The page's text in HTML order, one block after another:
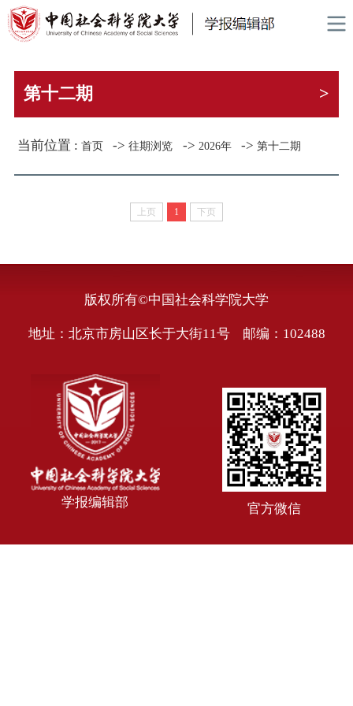
第十二期 >
当前位置 :首页 ->往期浏览 -> 2026年 ->第十二期
上页 1 下页
版权所有©中国社会科学院大学
地址：北京市房山区长于大街11号 邮编：102488
学报编辑部 官方微信